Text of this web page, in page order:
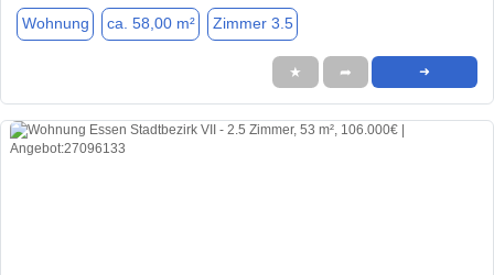
Wohnung ca. 58,00 m² Zimmer 3.5
★ ➦ ➜